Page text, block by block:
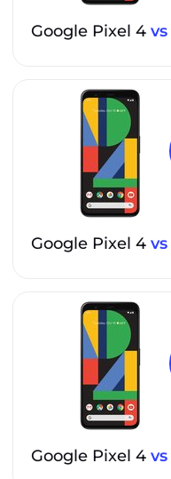
Google Pixel 4 vs
Google Pixel 4 vs
Google Pixel 4 vs